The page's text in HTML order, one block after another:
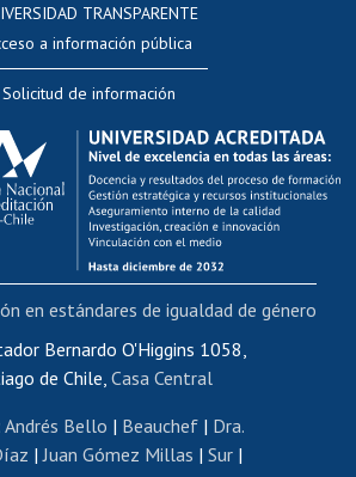
Perfeccionamiento
Editar Portafolio Académico
Evaluación docente
Calificación académica
Postulación al AUCAI
Funcionarias/os
internos de capacitación
Bienestar del personal
de movilidad interna
Certificado de renta
de renta honorarios
Editar páginas blancas
TRANSPARENTE
a información pública
Solicitud de información
Bernardo O'Higgins 1058,
de Chile, Casa Central
Andrés Bello | Beauchef| Dra.
| Juan Gómez Millas | Sur |
en estándares de igualdad de género